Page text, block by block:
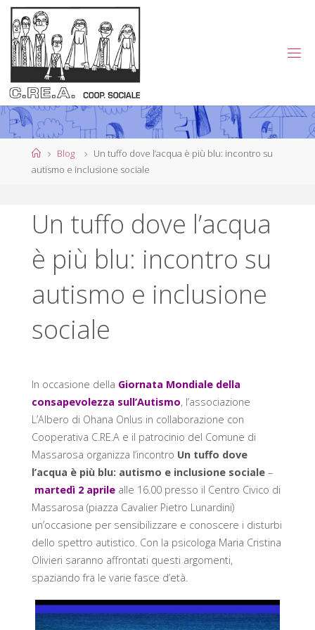
Salta
contenuto
.RE
.A.
OP
ER
ATI
SO
CIA
LE
VIA
RE
GG
IO
HomeBlog
Un tuffo dove l’acqua è più blu: incontro su
autismo e inclusione sociale
Un tuffo dove l’acqua
è più blu: incontro su
autismo e inclusione
sociale
In occasione della Giornata Mondiale della
consapevolezza sull’Autismo, l’associazione
L’Albero di Ohana Onlus in collaborazione con
Cooperativa C.RE.A e il patrocinio del Comune di
Massarosa organizza l’incontro Un tuffo dove
l’acqua è più blu: autismo e inclusione sociale–
martedì 2 aprilealle 16.00 presso il Centro Civico di
Massarosa (piazza Cavalier Pietro Lunardini)
un’occasione per sensibilizzare e conoscere i disturbi
dello spettro autistico. Con la psicologa Maria Cristina
Olivieri saranno affrontati questi argomenti,
spaziando fra le varie fasce d’età.